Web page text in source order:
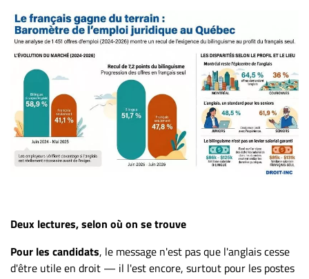
Deux lectures, selon où on se trouve
Pour les candidats, le message n'est pas que l'anglais cesse
d'être utile en droit — il l'est encore, surtout pour les postes